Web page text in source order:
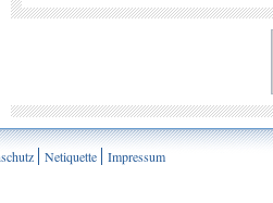
Netiquette Impressum